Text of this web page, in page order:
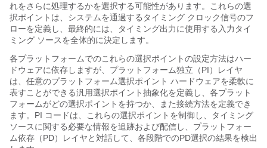
れをさらに処理するかを選択する可能性があります。これらの選
択ポイントは、システムを通過するタイミング クロック信号のフ
ローを定義し、最終的には、タイミング出力に使用する入力タイ
ミング ソースを全体的に決定します。
各プラットフォームでのこれらの選択ポイントの設定方法はハー
ドウェアに依存しますが、プラットフォーム独立（PI）レイヤ
は、任意のプラットフォーム選択ポイント ハードウェアを柔軟に
表すことができる汎用選択ポイント抽象化を定義し、各プラット
フォームがどの選択ポイントを持つか、また接続方法を定義でき
ます。PI コードは、これらの選択ポイントを制御し、タイミング
ソースに関する必要な情報を追跡および配信し、プラットフォー
ム依存（PD）レイヤと対話して、各段階でのPD選択の結果を検出